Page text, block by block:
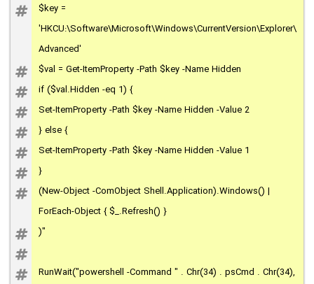
$key =
'HKCU:\Software\Microsoft\Windows\CurrentVersion\Explorer\
Advanced'
$val = Get-ItemProperty -Path $key -Name Hidden
if ($val.Hidden -eq 1) {
Set-ItemProperty -Path $key -Name Hidden -Value 2
} else {
Set-ItemProperty -Path $key -Name Hidden -Value 1
}
(New-Object -ComObject Shell.Application).Windows() |
ForEach-Object { $_.Refresh() }
)"
RunWait("powershell -Command " . Chr(34) . psCmd . Chr(34),